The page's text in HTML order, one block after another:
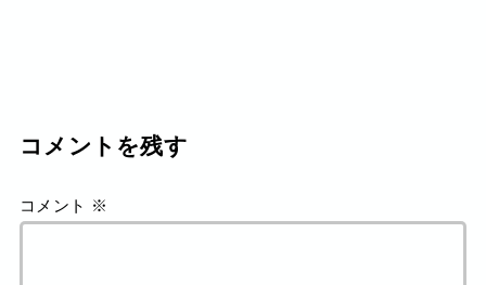
コメントを残す
コメント ※